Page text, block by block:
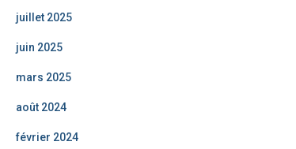
juillet 2025
juin 2025
mars 2025
août 2024
février 2024